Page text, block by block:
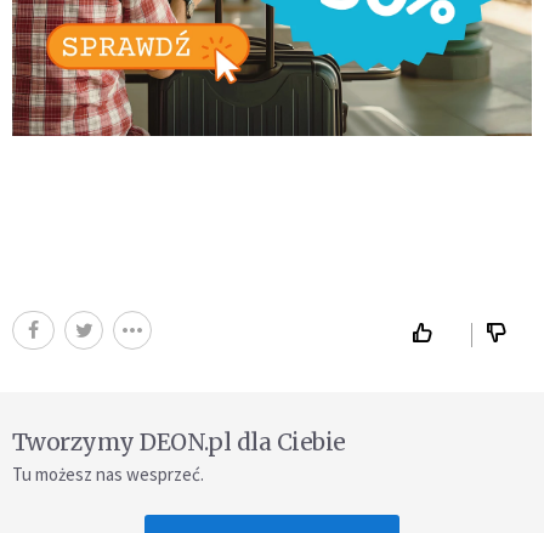
Tworzymy DEON.pl dla Ciebie
Tu możesz nas wesprzeć.